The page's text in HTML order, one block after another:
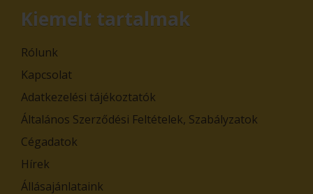
Kiemelt tartalmak
Rólunk
Kapcsolat
Adatkezelési tájékoztatók
Általános Szerződési Feltételek, Szabályzatok
Cégadatok
Hírek
Állásajánlataink